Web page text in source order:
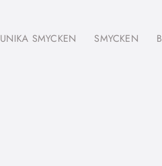
UNIKA SMYCKEN SMYCKEN